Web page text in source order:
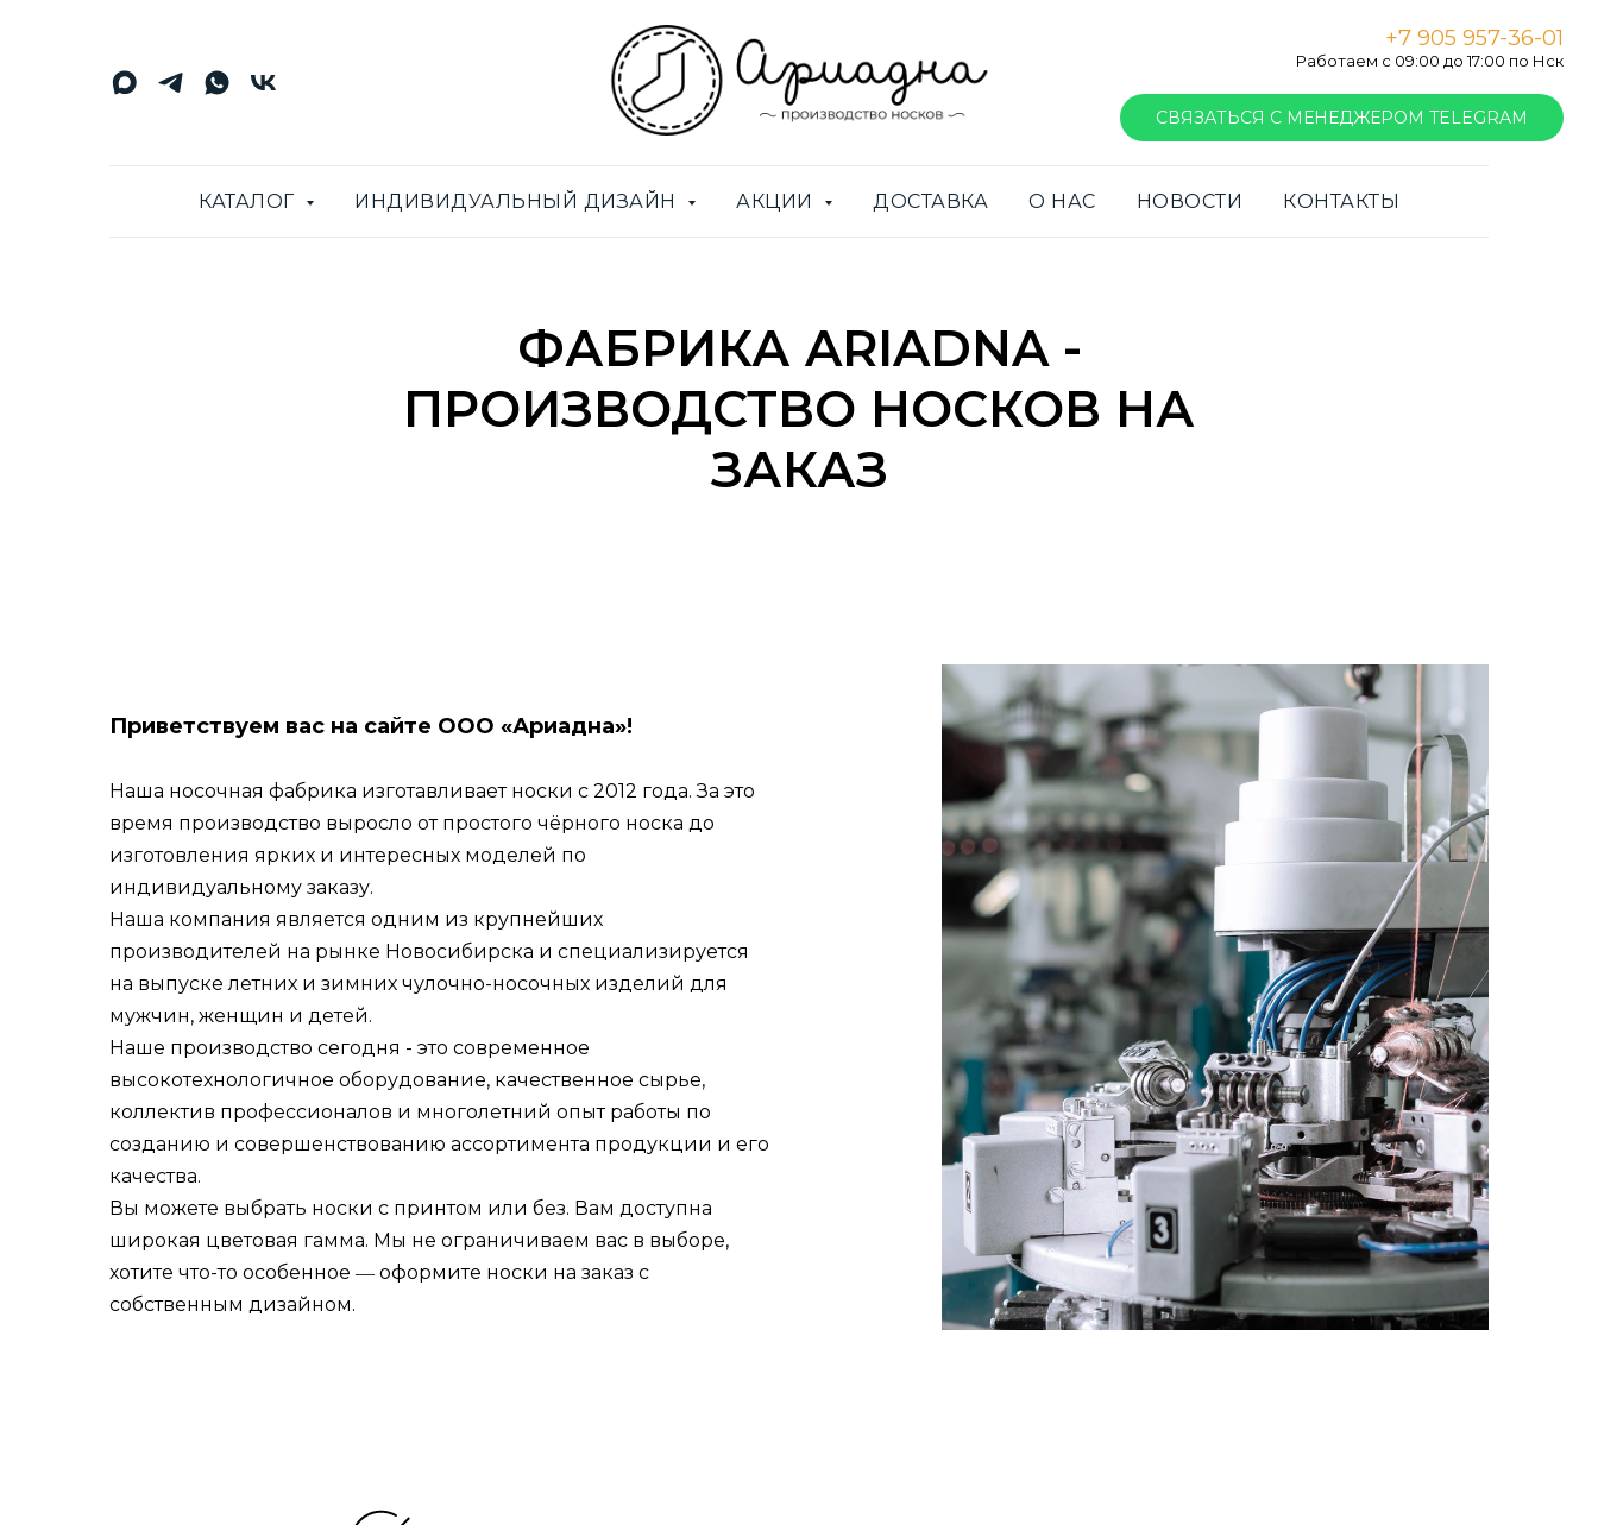
+7 905 957-36-01
Работаем с 09:00 до 17:00 по Нск
СВЯЗАТЬСЯ С МЕНЕДЖЕРОМ TELEGRAM
КАТАЛОГ ИНДИВИДУАЛЬНЫЙ ДИЗАЙН АКЦИИ ДОСТАВКА О НАС НОВОСТИ КОНТАКТЫ
ФАБРИКА ARIADNA -
ПРОИЗВОДСТВО НОСКОВ НА
ЗАКАЗ
Приветствуем вас на сайте ООО «Ариадна»!
Наша носочная фабрика изготавливает носки с 2012 года. За это
время производство выросло от простого чёрного носка до
изготовления ярких и интересных моделей по
индивидуальному заказу.
Наша компания является одним из крупнейших
производителей на рынке Новосибирска и специализируется
на выпуске летних и зимних чулочно-носочных изделий для
мужчин, женщин и детей.
Наше производство сегодня - это современное
высокотехнологичное оборудование, качественное сырье,
коллектив профессионалов и многолетний опыт работы по
созданию и совершенствованию ассортимента продукции и его
качества.
Вы можете выбрать носки с принтом или без. Вам доступна
широкая цветовая гамма. Мы не ограничиваем вас в выборе,
хотите что-то особенное ― оформите носки на заказ с
собственным дизайном.